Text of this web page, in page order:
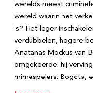
werelds meest
wereld waarin het
is? Het leger
verdubbelen, hogere
Anatanas Mockus van
omgekeerde: hij
mimespelers. Bogota,